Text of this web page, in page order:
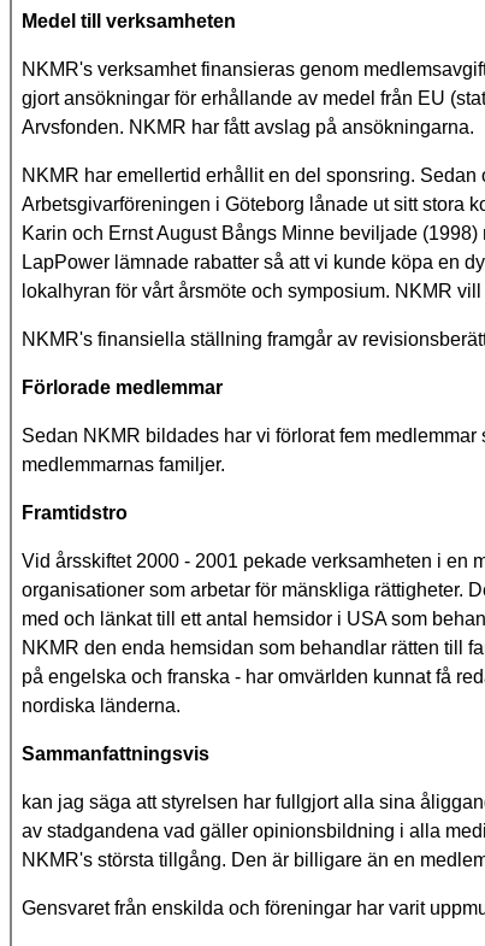
Medel till verksamheten
NKMR's verksamhet finansieras genom
gjort ansökningar för erhållande av medel från EU
Arvsfonden. NKMR har fått avslag på ansökningarna.
NKMR har emellertid erhållit en del sponsring.
Arbetsgivarföreningen i Göteborg lånade ut sitt stora
Karin och Ernst August Bångs Minne beviljade
LapPower lämnade rabatter så att vi kunde köpa en
lokalhyran för vårt årsmöte och symposium. NKMR
NKMR's finansiella ställning framgår av
Förlorade medlemmar
Sedan NKMR bildades har vi förlorat fem
medlemmarnas familjer.
Framtidstro
Vid årsskiftet 2000 - 2001 pekade verksamheten i en
organisationer som arbetar för mänskliga rättigheter.
med och länkat till ett antal hemsidor i USA som
NKMR den enda hemsidan som behandlar rätten till
på engelska och franska - har omvärlden kunnat få
nordiska länderna.
Sammanfattningsvis
kan jag säga att styrelsen har fullgjort alla sina
av stadgandena vad gäller opinionsbildning i alla
NKMR's största tillgång. Den är billigare än en
Gensvaret från enskilda och föreningar har varit